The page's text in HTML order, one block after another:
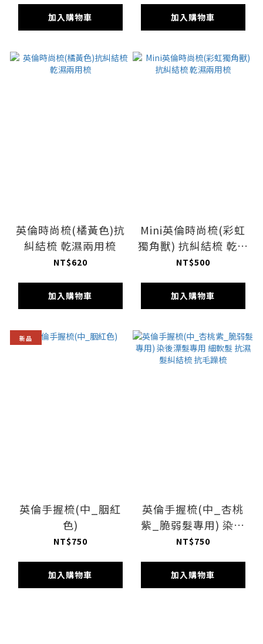
加入購物車 加入購物車
英倫時尚梳(橘黃色)抗
糾結梳 乾濕兩用梳
NT$620
加入購物車
Mini英倫時尚梳(彩虹
獨角獸) 抗糾結梳 乾濕
兩用梳
NT$500
加入購物車
新品
英倫手握梳(中_胭紅
色)
NT$750
加入購物車
英倫手握梳(中_杏桃
紫_脆弱髮專用) 染後
漂髮專用 細軟髮 抗濕
NT$750
加入購物車